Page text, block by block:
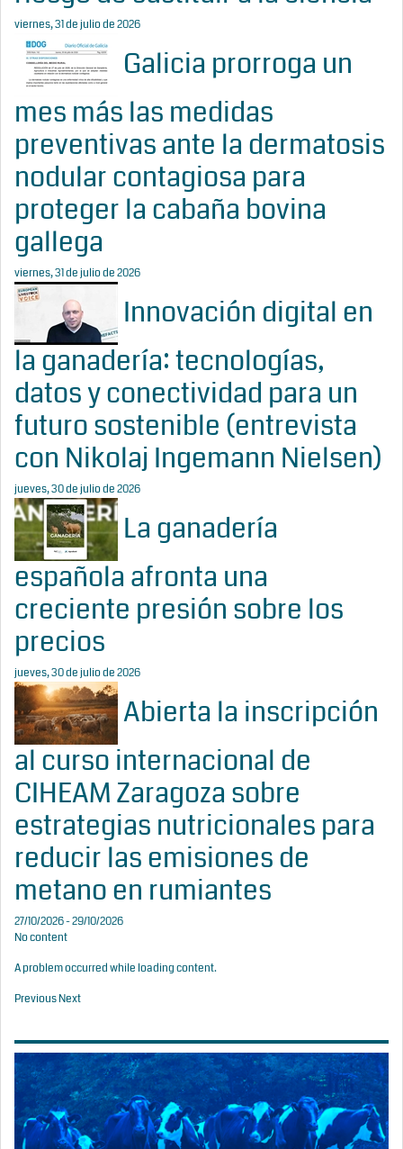
viernes, 31 de julio de 2026
Galicia prorroga un
mes más las medidas
preventivas ante la dermatosis
nodular contagiosa para
proteger la cabaña bovina
gallega
viernes, 31 de julio de 2026
Innovación digital en
la ganadería: tecnologías,
datos y conectividad para un
futuro sostenible (entrevista
con Nikolaj Ingemann Nielsen)
jueves, 30 de julio de 2026
La ganadería
española afronta una
creciente presión sobre los
precios
jueves, 30 de julio de 2026
Abierta la inscripción
al curso internacional de
CIHEAM Zaragoza sobre
estrategias nutricionales para
reducir las emisiones de
metano en rumiantes
27/10/2026 - 29/10/2026
No content
A problem occurred while loading content.
PreviousNext